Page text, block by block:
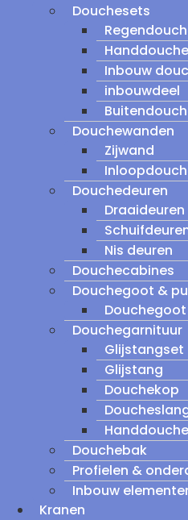
Douchesets
Inbouw
inbouwdeel
Douchewanden
Zijwand
Douchedeuren
Draaideuren
Nis deuren
Douchecabines
Douchegoot &
Douchegoot
Douchegarnituur
Glijstangset
Glijstang
Douchekop
Handdouche
Douchebak
Profielen &
Inbouw
Kranen